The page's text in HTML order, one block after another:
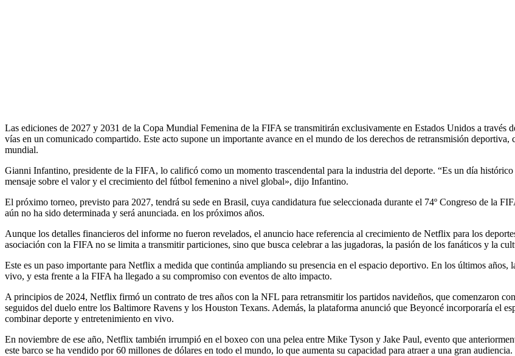
Las ediciones de 2027 y 2031 de la Copa Mundial Femenina de la FIFA se transmitirán exclusivamente en Estados Unidos a
vías en un comunicado compartido. Este acto supone un importante avance en el mundo de los derechos de retransmisión
mundial.
Gianni Infantino, presidente de la FIFA, lo calificó como un momento trascendental para la industria del deporte. “Es un día
mensaje sobre el valor y el crecimiento del fútbol femenino a nivel global», dijo Infantino.
El próximo torneo, previsto para 2027, tendrá su sede en Brasil, cuya candidatura fue seleccionada durante el 74º Congreso de la
aún no ha sido determinada y será anunciada. en los próximos años.
Aunque los detalles financieros del informe no fueron revelados, el anuncio hace referencia al crecimiento de Netflix para los
asociación con la FIFA no se limita a transmitir particiones, sino que busca celebrar a las jugadoras, la pasión de los fanáticos y la
Este es un paso importante para Netflix a medida que continúa ampliando su presencia en el espacio deportivo. En los últimos
vivo, y esta frente a la FIFA ha llegado a su compromiso con eventos de alto impacto.
A principios de 2024, Netflix firmó un contrato de tres años con la NFL para retransmitir los partidos navideños, que comenzaron
seguidos del duelo entre los Baltimore Ravens y los Houston Texans. Además, la plataforma anunció que Beyoncé incorporaría el
combinar deporte y entretenimiento en vivo.
En noviembre de ese año, Netflix también irrumpió en el boxeo con una pelea entre Mike Tyson y Jake Paul, evento que
este barco se ha vendido por 60 millones de dólares en todo el mundo, lo que aumenta su capacidad para atraer a una gran audiencia.